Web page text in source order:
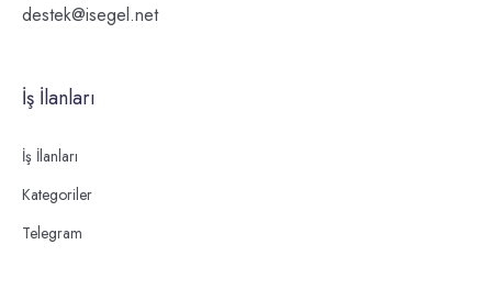
destek@isegel.net
İş İlanları
İş İlanları
Kategoriler
Telegram